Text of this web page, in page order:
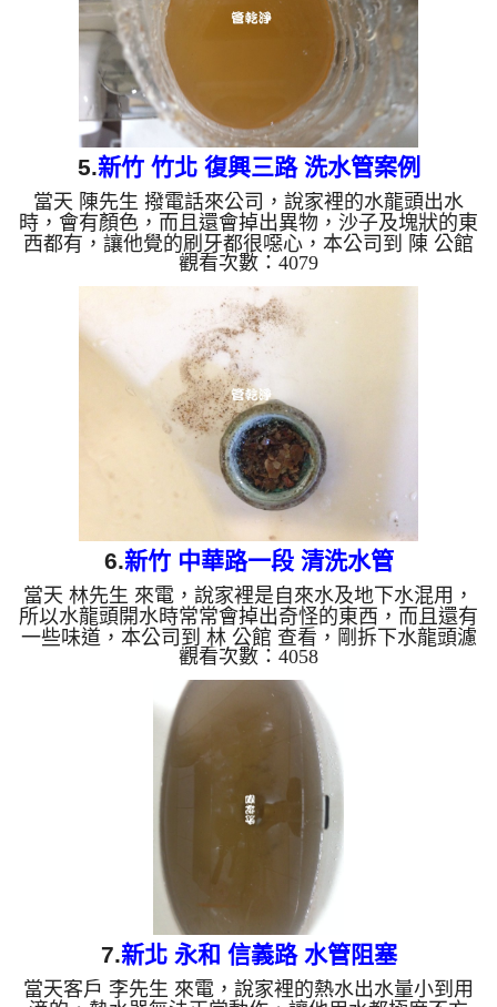
5.新竹 竹北 復興三路 洗水管案例
當天 陳先生 撥電話來公司，說家裡的水龍頭出水
時，會有顏色，而且還會掉出異物，沙子及塊狀的東
西都有，讓他覺的刷牙都很噁心，本公司到 陳 公館
查看，發現管路中都是泥沙，本公司迅速架起 水管
清洗機 ，開始 清洗水管 ，黃水一直從水龍頭流出，
如下圖及影片，陳先生 也拿起手起來拍照，髒水流
掉後還留有很多沉積物， 水管清洗 約兩小時後，出
水量變大，水也沒看到異物了， 陳先生可正常使用
水了。 清洗水管, 水管清洗, 洗水管, 熱水管堵塞, 熱
水忽冷忽熱, 洗管路, 清管路 ...
觀看次數：4079
6.新竹 中華路一段 清洗水管
當天 林先生 來電，說家裡是自來水及地下水混用，
所以水龍頭開水時常常會掉出奇怪的東西，而且還有
一些味道，本公司到 林 公館 查看，剛拆下水龍頭濾
嘴，就發現一堆沉積物，如下圖，本公司迅速架起
水管清洗機 ，開始 清洗水管 ，綠水一直從水龍頭流
出，如下圖及影片，林先生 都不知道怎麼說，，洗
水管 過程堵住了好幾次，本公司改以特殊工法處
理， 水管清洗 約三小時後，出水量變大，水也不在
有異物， 林先生可正常用水了。 清洗水管, 水管清
洗, 洗水管, 熱水管堵塞, 熱水忽冷忽熱, 洗管...
觀看次數：4058
7.新北 永和 信義路 水管阻塞
當天客戶 李先生 來電，說家裡的熱水出水量小到用